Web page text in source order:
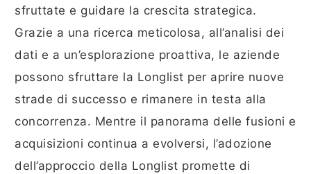
sfruttate e guidare la crescita strategica.
Grazie a una ricerca meticolosa, all’analisi dei
dati e a un’esplorazione proattiva, le aziende
possono sfruttare la Longlist per aprire nuove
strade di successo e rimanere in testa alla
concorrenza. Mentre il panorama delle fusioni e
acquisizioni continua a evolversi, l’adozione
dell’approccio della Longlist promette di